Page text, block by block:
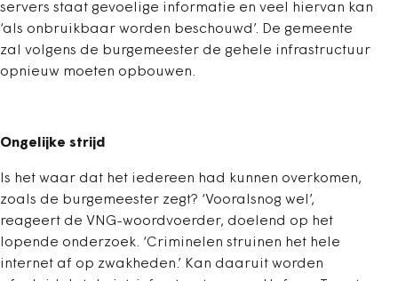
servers staat gevoelige informatie en veel hiervan kan
‘als onbruikbaar worden beschouwd’. De gemeente
zal volgens de burgemeester de gehele infrastructuur
opnieuw moeten opbouwen.
Ongelijke strijd
Is het waar dat het iedereen had kunnen overkomen,
zoals de burgemeester zegt? ‘Vooralsnog wel’,
reageert de VNG-woordvoerder, doelend op het
lopende onderzoek. ‘Criminelen struinen het hele
internet af op zwakheden.’ Kan daaruit worden